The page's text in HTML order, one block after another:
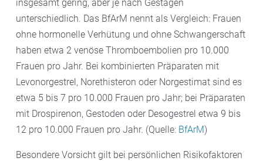
insgesamt gering, aber je nach Gestagen
unterschiedlich. Das BfArM nennt als Vergleich: Frauen
ohne hormonelle Verhütung und ohne Schwangerschaft
haben etwa 2 venöse Thromboembolien pro 10.000
Frauen pro Jahr. Bei kombinierten Präparaten mit
Levonorgestrel, Norethisteron oder Norgestimat sind es
etwa 5 bis 7 pro 10.000 Frauen pro Jahr; bei Präparaten
mit Drospirenon, Gestoden oder Desogestrel etwa 9 bis
12 pro 10.000 Frauen pro Jahr. (Quelle: BfArM)
Besondere Vorsicht gilt bei persönlichen Risikofaktoren